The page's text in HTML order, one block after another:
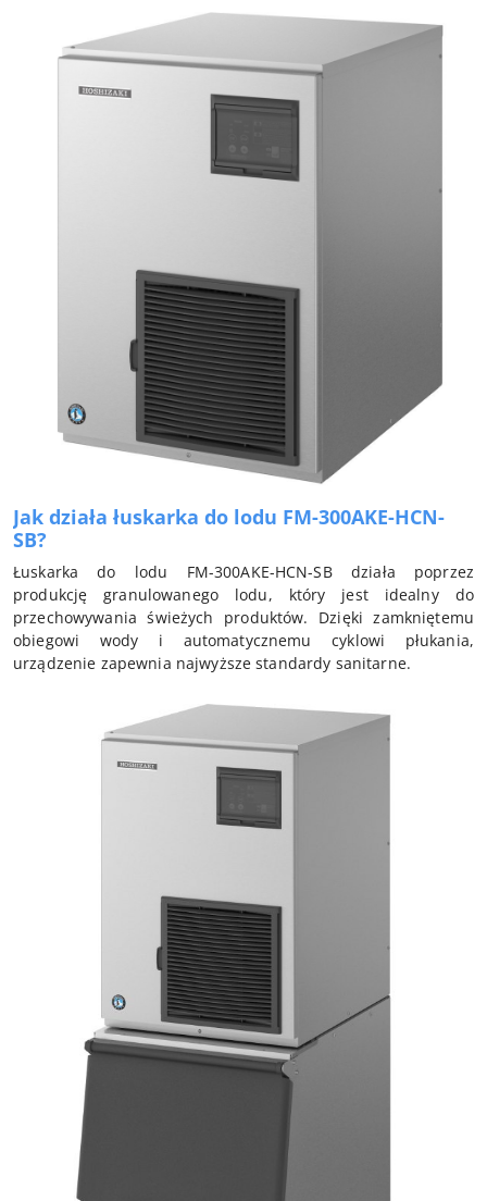
Jak działa łuskarka do lodu FM-300AKE-HCN-
SB?
Łuskarka do lodu FM-300AKE-HCN-SB działa poprzez
produkcję granulowanego lodu, który jest idealny do
przechowywania świeżych produktów. Dzięki zamkniętemu
obiegowi wody i automatycznemu cyklowi płukania,
urządzenie zapewnia najwyższe standardy sanitarne.